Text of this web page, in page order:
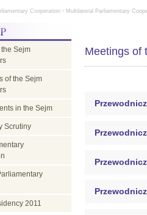
Cooperation > Multilateral Parliamentary
Sejm
of the Sejm
in the Sejm
Scrutiny
2011
Meetings of